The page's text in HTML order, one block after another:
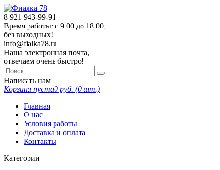
8 921 943-99-91
Время работы: с 9.00 до 18.00,
без выходных!
info@fialka78.ru
Наша электронная почта,
отвечаем очень быстро!
Написать нам
Корзина пуста0 руб. (0 шт.)
Главная
О нас
Условия работы
Доставка и оплата
Контакты
Категории